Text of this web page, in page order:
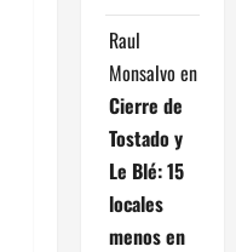
Raul
Monsalvo en
Cierre de
Tostado y
Le Blé: 15
locales
menos en